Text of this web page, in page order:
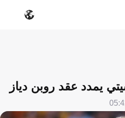
يمدد عقد روبن دياز